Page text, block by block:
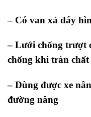
– Có van xả đáy
– Lưới chống trượt
chống khi tràn chất
– Dùng được xe
đường nâng